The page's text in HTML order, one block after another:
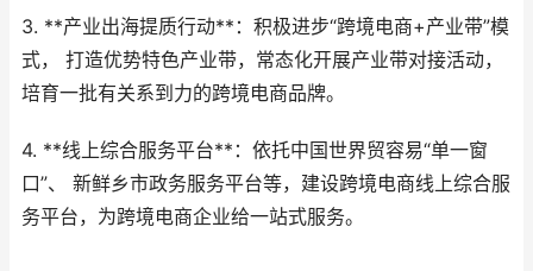
3. **产业出海提质行动**：积极进步“跨境电商+产业带”模
式， 打造优势特色产业带，常态化开展产业带对接活动，
培育一批有关系到力的跨境电商品牌。
4. **线上综合服务平台**：依托中国世界贸容易“单一窗
口”、 新鲜乡市政务服务平台等，建设跨境电商线上综合服
务平台，为跨境电商企业给一站式服务。